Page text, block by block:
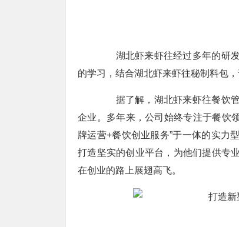
湖北虾来虾往经过多年的研发
的学习，结合湖北虾来虾往秘制料包
据了解，湖北虾来虾往餐饮管
企业。多年来，公司始终专注于餐饮
牌运营+餐饮创业服务”于一体的实力
打造坚实的创业平台，为他们提供专
在创业的路上展翅高飞。